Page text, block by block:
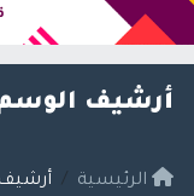
أرشيف
الرئيسية